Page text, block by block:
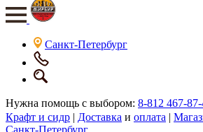
Санкт-Петербург
Нужна помощь с выбором: 8-812 467-
Крафт и сидр | Доставка и оплата |
Санкт-Петербург